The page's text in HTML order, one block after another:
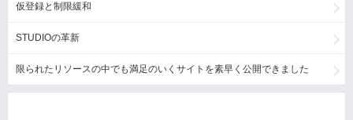
仮登録と制限緩和
STUDIOの革新
限られたリソースの中でも満足のいくサイトを素早く公開できました